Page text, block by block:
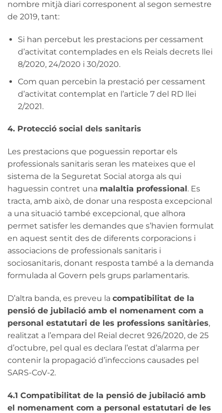
nombre mitjà diari corresponent al segon semestre
de 2019, tant:
Si han percebut les prestacions per cessament
d’activitat contemplades en els Reials decrets llei
8/2020, 24/2020 i 30/2020.
Com quan percebin la prestació per cessament
d’activitat contemplat en l’article 7 del RD llei
2/2021.
4. Protecció social dels sanitaris
Les prestacions que poguessin reportar els
professionals sanitaris seran les mateixes que el
sistema de la Seguretat Social atorga als qui
haguessin contret una malaltia professional. Es
tracta, amb això, de donar una resposta excepcional
a una situació també excepcional, que alhora
permet satisfer les demandes que s’havien formulat
en aquest sentit des de diferents corporacions i
associacions de professionals sanitaris i
sociosanitaris, donant resposta també a la demanda
formulada al Govern pels grups parlamentaris.
D’altra banda, es preveu la compatibilitat de la
pensió de jubilació amb el nomenament com a
personal estatutari de les professions sanitàries,
realitzat a l’empara del Reial decret 926/2020, de 25
d’octubre, pel qual es declara l’estat d’alarma per
contenir la propagació d’infeccions causades pel
SARS-CoV-2.
4.1 Compatibilitat de la pensió de jubilació amb
el nomenament com a personal estatutari de les